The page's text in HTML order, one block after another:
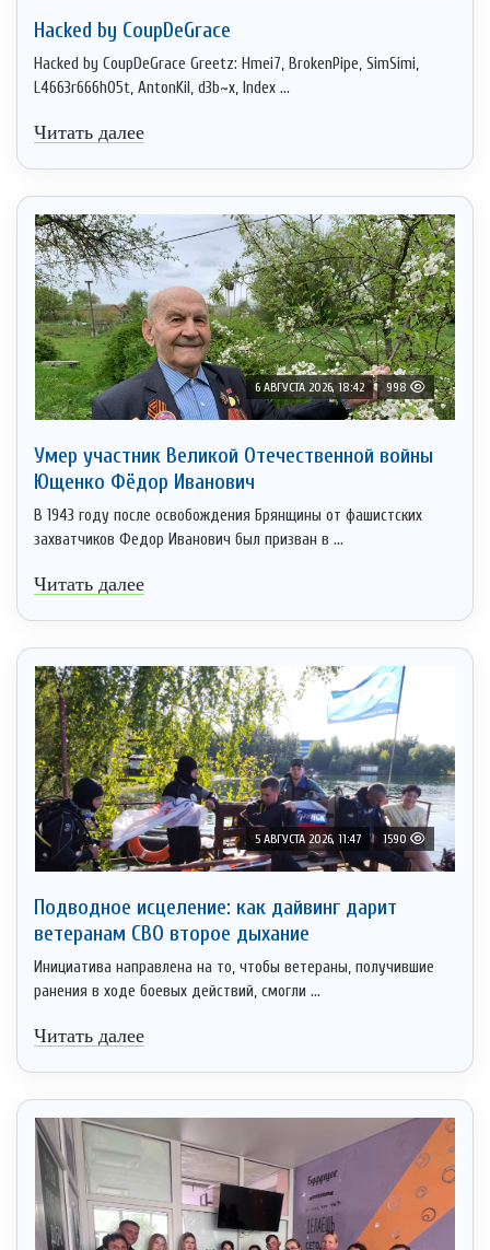
Hacked by CoupDeGrace
Hacked by CoupDeGrace Greetz: Hmei7, BrokenPipe, SimSimi,
L4663r666h05t, AntonKil, d3b~x, Index ...
Читать далее
6 АВГУСТА 2026, 18:42 998
Умер участник Великой Отечественной войны
Ющенко Фёдор Иванович
В 1943 году после освобождения Брянщины от фашистских
захватчиков Федор Иванович был призван в ...
Читать далее
5 АВГУСТА 2026, 11:47 1590
Подводное исцеление: как дайвинг дарит
ветеранам СВО второе дыхание
Инициатива направлена на то, чтобы ветераны, получившие
ранения в ходе боевых действий, смогли ...
Читать далее